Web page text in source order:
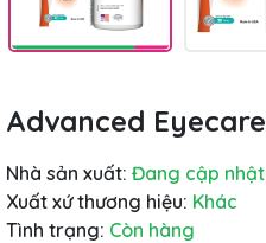
Advanced Eyecare
Nhà sản xuất: Đang cập nhật
Xuất xứ thương hiệu: Khác
Tình trạng: Còn hàng